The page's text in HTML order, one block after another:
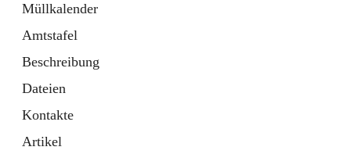
Müllkalender
Amtstafel
Beschreibung
Dateien
Kontakte
Artikel